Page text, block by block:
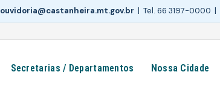
ouvidoria@castanheira.mt.gov.br | Tel. 66 3197-0000 |
Secretarias / Departamentos Nossa Cidade